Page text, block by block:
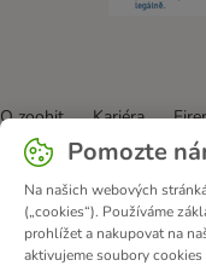
O zoohit Kariéra
Všeobecné obchodní
Zákon o digitálních službách
Poštovné a dodací termín
Partnerský program
Pomozte
Na našich webových
(„cookies“). Používáme
prohlížet a nakupovat na
aktivujeme soubory